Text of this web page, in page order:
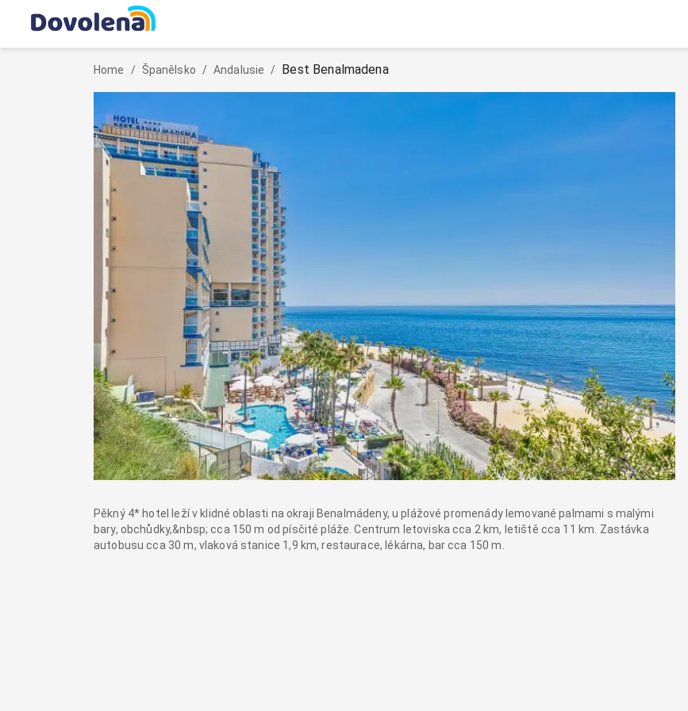
Home / Španělsko / Andalusie / Best Benalmadena
Pěkný 4* hotel leží v klidné oblasti na okraji Benalmádeny, u plážové promenády lemované palmami s malými
bary, obchůdky,&nbsp; cca 150 m od písčité pláže. Centrum letoviska cca 2 km, letiště cca 11 km. Zastávka
autobusu cca 30 m, vlaková stanice 1,9 km, restaurace, lékárna, bar cca 150 m.